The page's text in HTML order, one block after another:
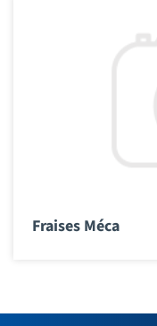
Fraises Méca